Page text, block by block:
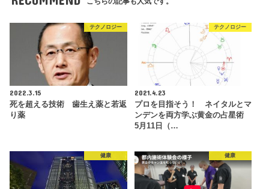
テクノロジー
2022.3.15
死を超える技術 歯生え薬と若返
り薬
テクノロジー
2021.4.23
プロを目指そう！ ネイタルとマ
ンデンを両方学ぶ黄金の占星術
5月11日（…
健康 健康